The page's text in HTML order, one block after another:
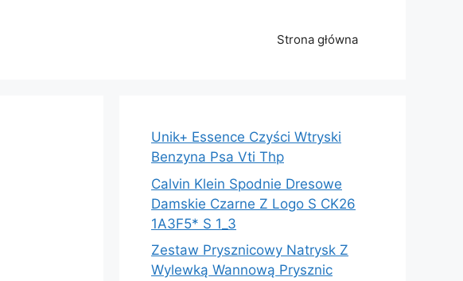
Strona główna
Unik+ Essence Czyści Wtryski
Benzyna Psa Vti Thp
Calvin Klein Spodnie Dresowe
Damskie Czarne Z Logo S CK26
1A3F5* S 1_3
Zestaw Prysznicowy Natrysk Z
Wylewką Wannową Prysznic